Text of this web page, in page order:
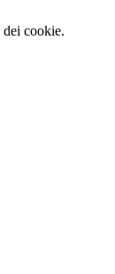
dei cookie.